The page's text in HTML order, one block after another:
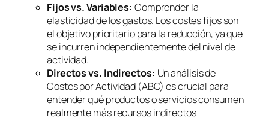
Fijos vs. Variables: Comprender la
elasticidad de los gastos. Los costes fijos son
el objetivo prioritario para la reducción, ya que
se incurren independientemente del nivel de
actividad.
Directos vs. Indirectos: Un análisis de
Costes por Actividad (ABC) es crucial para
entender qué productos o servicios consumen
realmente más recursos indirectos